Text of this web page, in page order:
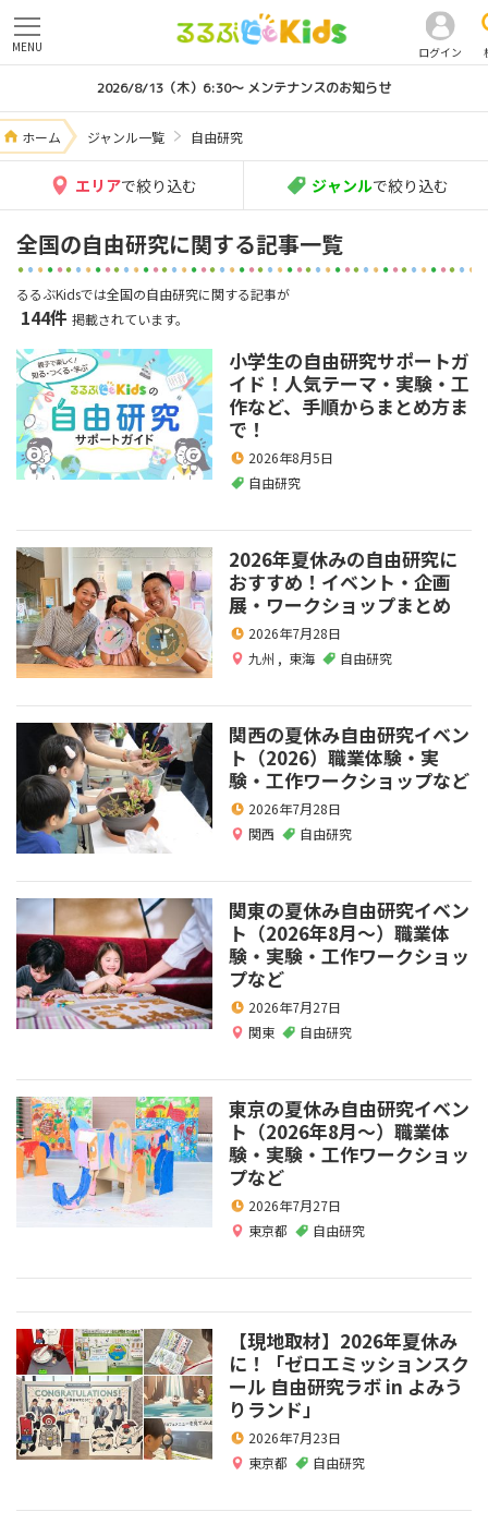
ログイン
MENU
2026/8/13（木）6:30～ メンテナンスのお知らせ
ホーム ジャンル一覧 自由研究
エリアで絞り込む ジャンルで絞り込む
全国の自由研究に関する記事一覧
るるぶKidsでは全国の自由研究に関する記事が
144件 掲載されています。
小学生の自由研究サポートガ
イド！人気テーマ・実験・工
作など、手順からまとめ方ま
で！
2026年8月5日
自由研究
2026年夏休みの自由研究に
おすすめ！イベント・企画
展・ワークショップまとめ
2026年7月28日
九州 , 東海 自由研究
関西の夏休み自由研究イベン
ト（2026）職業体験・実
験・工作ワークショップなど
2026年7月28日
関西
自由研究
関東の夏休み自由研究イベン
ト（2026年8月～）職業体
験・実験・工作ワークショッ
プなど
2026年7月27日
関東
自由研究
東京の夏休み自由研究イベン
ト（2026年8月～）職業体
験・実験・工作ワークショッ
プなど
2026年7月27日
東京都
自由研究
【現地取材】2026年夏休み
に！「ゼロエミッションスク
ール 自由研究ラボ in よみう
りランド」
2026年7月23日
東京都
自由研究